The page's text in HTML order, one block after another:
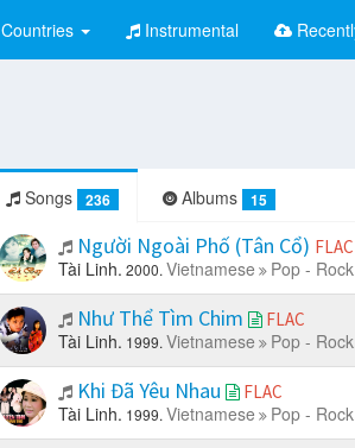
Countries Instrumental
Songs 236 Albums 15
Người Ngoài Phố (Tân Cổ) FLAC
Tài Linh. 2000. Vietnamese Pop -
Như Thể Tìm Chim FLAC
Tài Linh. 1999. Vietnamese Pop -
Khi Đã Yêu Nhau FLAC
Tài Linh. 1999. Vietnamese Pop -